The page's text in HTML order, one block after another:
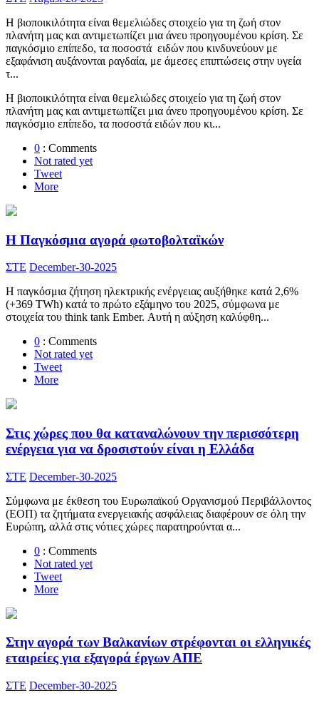
Η βιοποικιλότητα είναι θεμελιώδες στοιχείο για τη ζωή στον
πλανήτη μας και αντιμετωπίζει μια άνευ προηγουμένου κρίση. Σε
παγκόσμιο επίπεδο, τα ποσοστά ειδών που κινδυνεύουν με
εξαφάνιση αυξάνονται ραγδαία, με άμεσες επιπτώσεις στην υγεία
τ...
Η βιοποικιλότητα είναι θεμελιώδες στοιχείο για τη ζωή στον
πλανήτη μας και αντιμετωπίζει μια άνευ προηγουμένου κρίση. Σε
παγκόσμιο επίπεδο, τα ποσοστά ειδών που κι...
0 : Comments
Not rated yet
Tweet
More
H Παγκόσμια αγορά φωτοβολταϊκών
ΣΤΕ December-30-2025
Η παγκόσμια ζήτηση ηλεκτρικής ενέργειας αυξήθηκε κατά 2,6%
(+369 TWh) κατά το πρώτο εξάμηνο του 2025, σύμφωνα με
στοιχεία του think tank Ember. Αυτή η αύξηση καλύφθη...
0 : Comments
Not rated yet
Tweet
More
Στις χώρες που θα καταναλώνουν την περισσότερη
ενέργεια για να δροσιστούν είναι η Ελλάδα
ΣΤΕ December-30-2025
Σύμφωνα με έκθεση του Ευρωπαϊκού Οργανισμού Περιβάλλοντος
(ΕΟΠ) τα ζητήματα ενεργειακής ασφάλειας διαφέρουν σε όλη την
Ευρώπη, αλλά στις νότιες χώρες παρατηρούνται α...
0 : Comments
Not rated yet
Tweet
More
Στην αγορά των Βαλκανίων στρέφονται οι ελληνικές
εταιρείες για εξαγορά έργων ΑΠΕ
ΣΤΕ December-30-2025